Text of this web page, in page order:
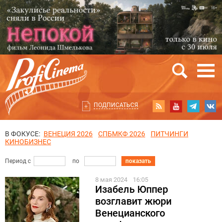
ПОДПИСАТЬСЯ
В ФОКУСЕ: ВЕНЕЦИЯ 2026 СПБМКФ 2026
ПИТЧИНГИ
КИНОБИЗНЕС
Период с по показать
8 мая 2024 16:05
Изабель Юппер
возглавит жюри
Венецианского